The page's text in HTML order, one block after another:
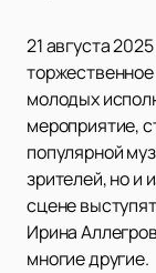
21 августа
молодых
мероприятие,
популярной
зрителей, но и
сцене
Ирина
многие другие.